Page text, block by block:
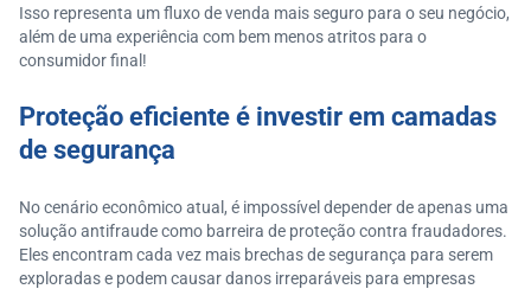
Isso representa um fluxo de venda mais seguro para o seu negócio,
além de uma experiência com bem menos atritos para o
consumidor final!
Proteção eficiente é investir em camadas
de segurança
No cenário econômico atual, é impossível depender de apenas uma
solução antifraude como barreira de proteção contra fraudadores.
Eles encontram cada vez mais brechas de segurança para serem
exploradas e podem causar danos irreparáveis para empresas